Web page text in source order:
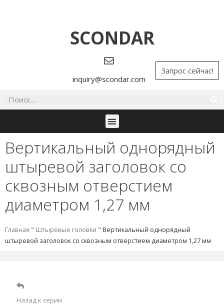
SCONDAR
inquiry@scondar.com
Запрос сейчас!
Вертикальный однорядный
штыревой заголовок со
сквозным отверстием
диаметром 1,27 мм
Главная " Штыревые головки " Вертикальный однорядный
штыревой заголовок со сквозным отверстием диаметром 1,27 мм
Назад к серии